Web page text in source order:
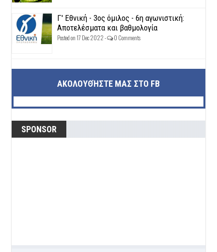
Γ' Εθνική - 3ος όμιλος - 6η αγωνιστική:
Αποτελέσματα και βαθμολογία
Posted on 17 Dec 2022 - 0 Comments
ΑΚΟΛΟΥΘΉΣΤΕ ΜΑΣ ΣΤΟ FB
SPONSOR